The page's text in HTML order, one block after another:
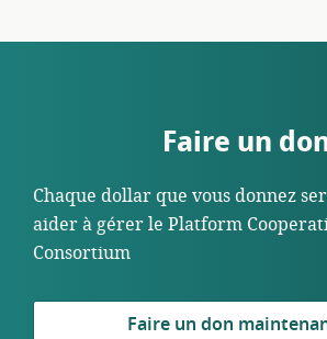
Faire un
Chaque dollar que vous donnez
aider à gérer le Platform
Consortium
Faire un don